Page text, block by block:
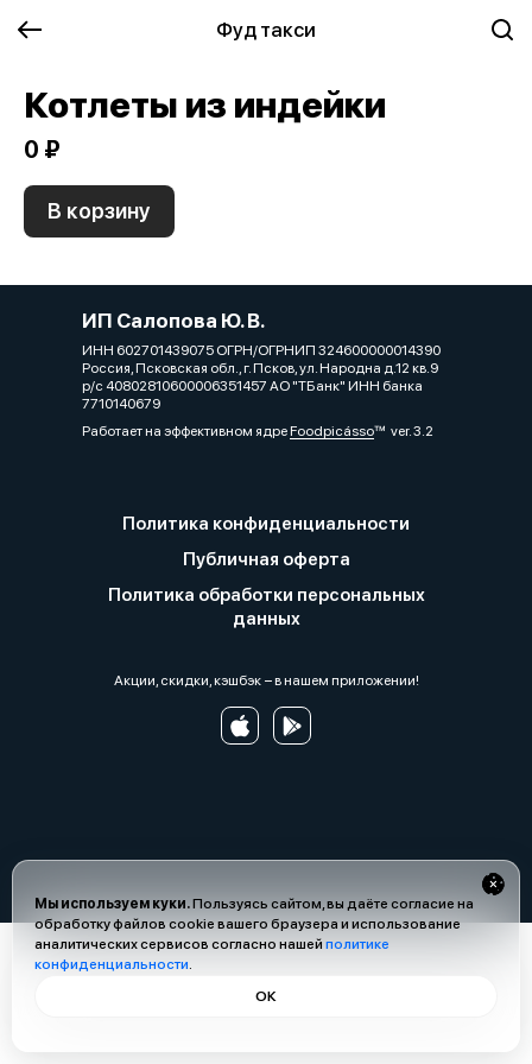
Фуд такси
Мы используем куки.Пользуясь сайтом, вы даёте согласие на
обработку файлов cookie вашего браузера и использование
аналитических сервисов согласно нашей политике
конфиденциальности.
ОК
Котлеты из индейки
0 ₽
В корзину
ИП Салопова Ю. В.
ИНН 602701439075 ОГРН/ОГРНИП 324600000014390
Россия, Псковская обл., г. Псков, ул. Народна д.12 кв.9
р/с 40802810600006351457 АО "ТБанк" ИНН банка
7710140679
Работает на эффективном ядреFoodpicássover. 3.2
Политика конфиденциальности
Публичная оферта
Политика обработки персональных
данных
Акции, скидки, кэшбэк − в нашем приложении!